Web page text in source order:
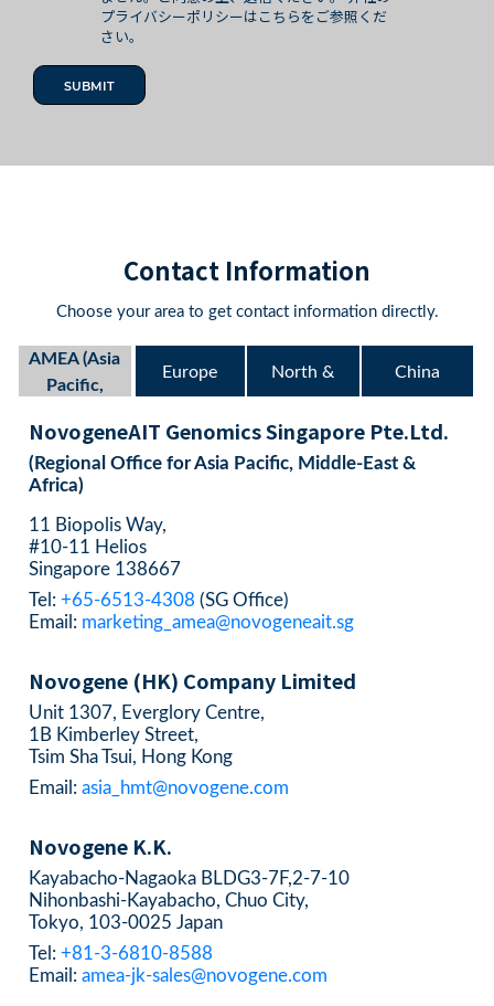
プライバシーポリシーはこちらをご参照くだ
さい。
Contact Information
Choose your area to get contact information directly.
AMEA (Asia
Pacific,
Africa)
Europe North &
South
America
China
(Mainland)
NovogeneAIT Genomics Singapore Pte.Ltd.
(Regional Office for Asia Pacific, Middle-East &
Africa)
11 Biopolis Way,
#10-11 Helios
Singapore 138667
Tel: +65-6513-4308 (SG Office)
Email: marketing_amea@novogeneait.sg
Novogene (HK) Company Limited
Unit 1307, Everglory Centre,
1B Kimberley Street,
Tsim Sha Tsui, Hong Kong
Email: asia_hmt@novogene.com
Novogene K.K.
Kayabacho-Nagaoka BLDG3-7F,2-7-10
Nihonbashi-Kayabacho, Chuo City,
Tokyo, 103-0025 Japan
Tel: +81-3-6810-8588
Email: amea-jk-sales@novogene.com